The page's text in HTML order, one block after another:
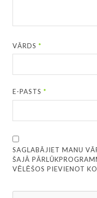
VĀRDS*
E-PASTS*
SAGLABĀJIET MANU
ŠAJĀ
VĒLĒŠOS PIEVIENOT